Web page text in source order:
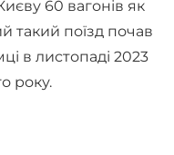
60 вагонів як
такий поїзд почав
в листопаді 2023
року.